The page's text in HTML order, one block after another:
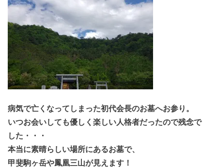
病気で亡くなってしまった初代会長のお墓へお参り。
いつお会いしても優しく楽しい人格者だったので残念で
した・・・
本当に素晴らしい場所にあるお墓で、
甲斐駒ヶ岳や鳳凰三山が見えます！